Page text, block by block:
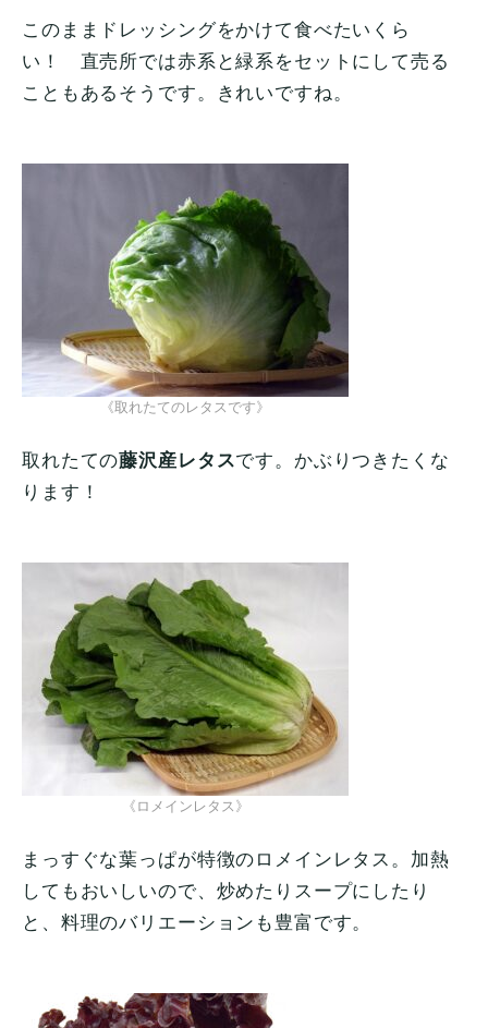
このままドレッシングをかけて食べたいくら
い！ 直売所では赤系と緑系をセットにして売る
こともあるそうです。きれいですね。
《取れたてのレタスです》
取れたての藤沢産レタスです。かぶりつきたくな
ります！
《ロメインレタス》
まっすぐな葉っぱが特徴のロメインレタス。加熱
してもおいしいので、炒めたりスープにしたり
と、料理のバリエーションも豊富です。